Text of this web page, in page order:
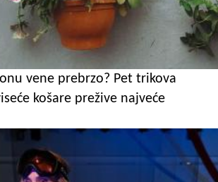
vene prebrzo? Pet trikova
košare prežive najveće